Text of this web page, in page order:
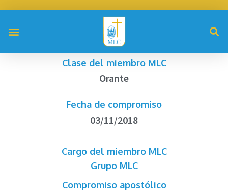
Clase del miembro MLC
Orante
Fecha de compromiso
03/11/2018
Cargo del miembro MLC
Grupo MLC
Compromiso apostólico